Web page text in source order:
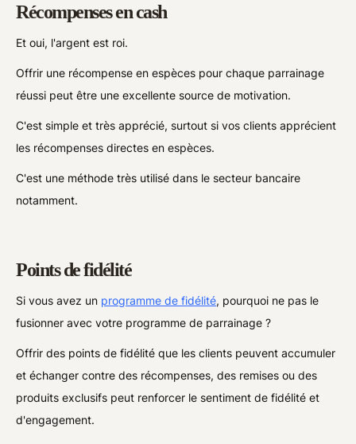
Récompenses en cash
Et oui, l'argent est roi.
Offrir une récompense en espèces pour chaque parrainage
réussi peut être une excellente source de motivation.
C'est simple et très apprécié, surtout si vos clients apprécient
les récompenses directes en espèces.
C'est une méthode très utilisé dans le secteur bancaire
notamment.
Points de fidélité
Si vous avez un programme de fidélité, pourquoi ne pas le
fusionner avec votre programme de parrainage ?
Offrir des points de fidélité que les clients peuvent accumuler
et échanger contre des récompenses, des remises ou des
produits exclusifs peut renforcer le sentiment de fidélité et
d'engagement.